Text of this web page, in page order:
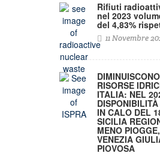
Rifiuti
nel 2023
del 4,83%
11 Novembre
RISORSE
ITALIA: NEL
DISPONIBILITÀ
IN CALO DEL
SICILIA
MENO
VENEZIA
PIOVOSA